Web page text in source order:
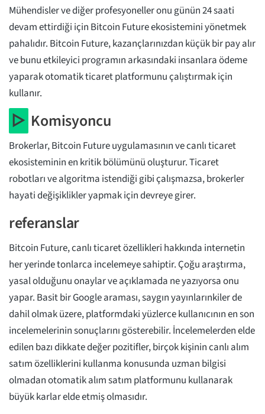
Mühendisler ve diğer profesyoneller onu günün 24 saati
devam ettirdiği için Bitcoin Future ekosistemini yönetmek
pahalıdır. Bitcoin Future, kazançlarınızdan küçük bir pay alır
ve bunu etkileyici programın arkasındaki insanlara ödeme
yaparak otomatik ticaret platformunu çalıştırmak için
kullanır.
▷ Komisyoncu
Brokerlar, Bitcoin Future uygulamasının ve canlı ticaret
ekosisteminin en kritik bölümünü oluşturur. Ticaret
robotları ve algoritma istendiği gibi çalışmazsa, brokerler
hayati değişiklikler yapmak için devreye girer.
referanslar
Bitcoin Future, canlı ticaret özellikleri hakkında internetin
her yerinde tonlarca incelemeye sahiptir. Çoğu araştırma,
yasal olduğunu onaylar ve açıklamada ne yazıyorsa onu
yapar. Basit bir Google araması, saygın yayınlarınkiler de
dahil olmak üzere, platformdaki yüzlerce kullanıcının en son
incelemelerinin sonuçlarını gösterebilir. İncelemelerden elde
edilen bazı dikkate değer pozitifler, birçok kişinin canlı alım
satım özelliklerini kullanma konusunda uzman bilgisi
olmadan otomatik alım satım platformunu kullanarak
büyük karlar elde etmiş olmasıdır.